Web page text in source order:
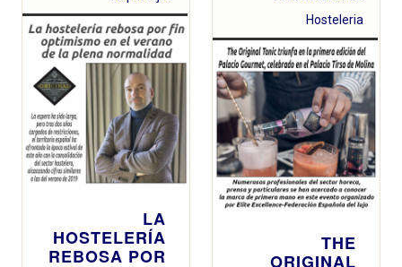
LA
HOSTELERÍA
REBOSA POR
Hosteleria
THE
ORIGINAL